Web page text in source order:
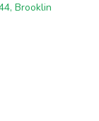
Brooklin